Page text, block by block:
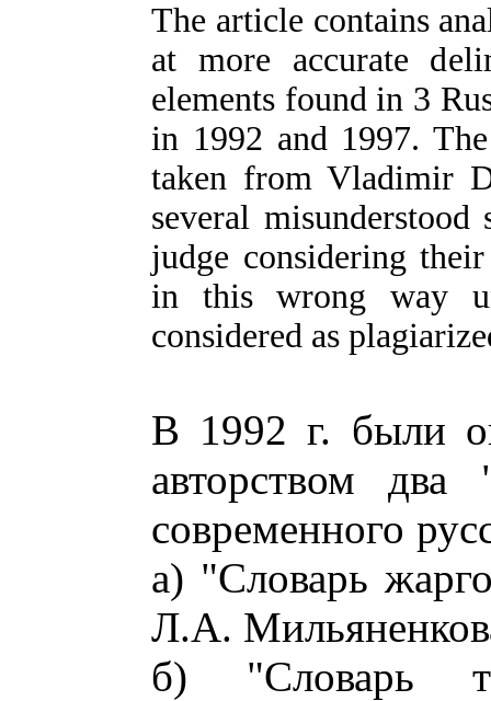
The article contains
at more accurate
elements found in 3
in 1992 and 1997.
taken from Vladimir
several misunderstood
judge considering
in this wrong way
considered as
В 1992 г. были
авторством два
современного
а) "Словарь
Л.А.
б) "Словарь